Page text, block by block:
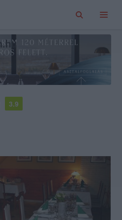
3.9